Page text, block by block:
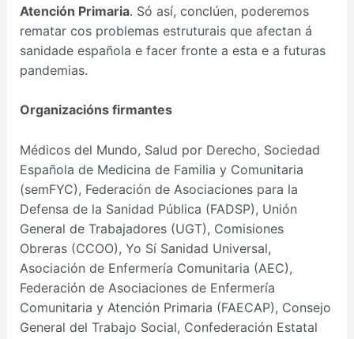
Atención Primaria. Só así, conclúen, poderemos
rematar cos problemas estruturais que afectan á
sanidade española e facer fronte a esta e a futuras
pandemias.
Organizacións firmantes
Médicos del Mundo, Salud por Derecho, Sociedad
Española de Medicina de Familia y Comunitaria
(semFYC), Federación de Asociaciones para la
Defensa de la Sanidad Pública (FADSP), Unión
General de Trabajadores (UGT), Comisiones
Obreras (CCOO), Yo Sí Sanidad Universal,
Asociación de Enfermería Comunitaria (AEC),
Federación de Asociaciones de Enfermería
Comunitaria y Atención Primaria (FAECAP), Consejo
General del Trabajo Social, Confederación Estatal